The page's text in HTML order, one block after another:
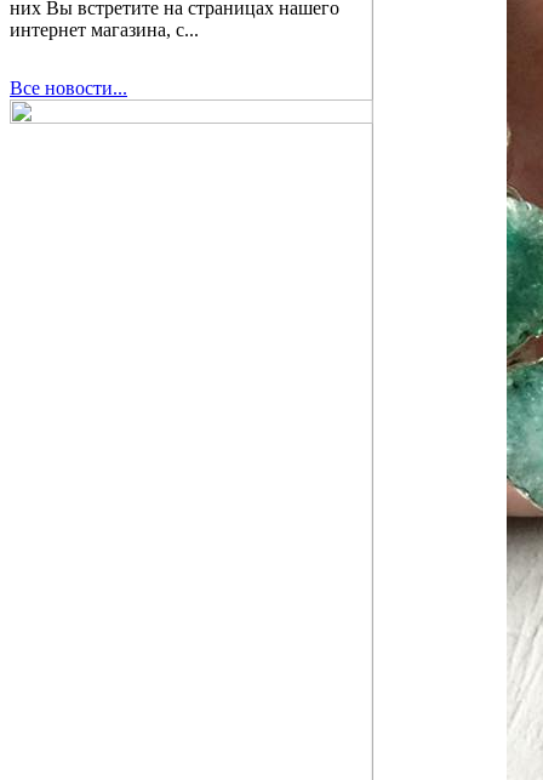
них Вы встретите на страницах нашего
интернет магазина, с...
Все новости...